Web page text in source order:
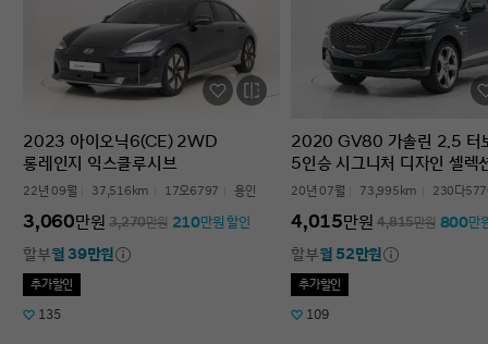
있을 것 같습니다. 중고차 구매가
처음이거나 차량 상태 확인이 어려운
분들에게는 현대인증중고차를 충분히
고려해볼 만하다고 생각합니다.
2023 아이오닉6(CE) 2WD
롱레인지 익스클루시브
22년 09월 37,516km 17오6797 용인
3,060만원 3,270만원 210만원 할인
할부월 39만원
추가할인
135
2020 GV80 가솔린 2.5 터
5인승 시그니처 디자인 셀
20년 07월 73,995km 230다
4,015만원 4,815만원 800만
할부월 52만원
추가할인
109